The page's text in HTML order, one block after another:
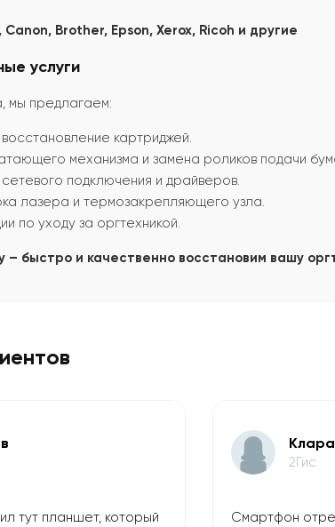
Canon, Brother, Epson, Xerox, Ricoh и другие
услуги
мы предлагаем:
картриджей.
механизма и замена роликов подачи
подключения и драйверов.
лазера и термозакрепляющего узла.
по уходу за оргтехникой.
– быстро и качественно восстановим вашу
тут планшет, который
2Гис
Смартфон